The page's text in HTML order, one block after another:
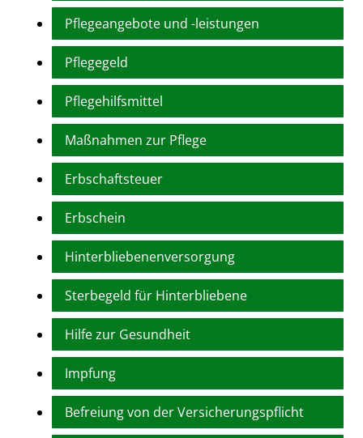
Pflegeangebote und -leistungen
Pflegegeld
Pflegehilfsmittel
Maßnahmen zur Pflege
Erbschaftsteuer
Erbschein
Hinterbliebenenversorgung
Sterbegeld für Hinterbliebene
Hilfe zur Gesundheit
Impfung
Befreiung von der Versicherungspflicht